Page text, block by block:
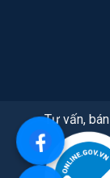
Tư vấn,